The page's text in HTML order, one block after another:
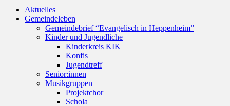
oben
scrollen
Aktuelles
Gemeindeleben
Gemeindebrief “Evangelisch in Heppenheim”
Kinder und Jugendliche
Kinderkreis KIK
Konfis
Jugendtreff
Senior:innen
Musikgruppen
Projektchor
Schola